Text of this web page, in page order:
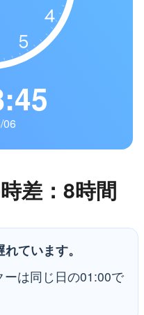
06
差：8時間
ています。
は同じ日の01:00で